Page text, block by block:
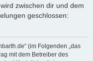
zwischen dir und dem
geschlossen:
(im Folgenden „das
mit dem Betreiber des